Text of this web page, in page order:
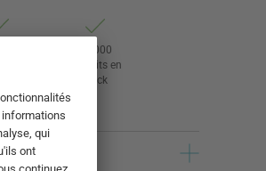
24 000
produits en
stock